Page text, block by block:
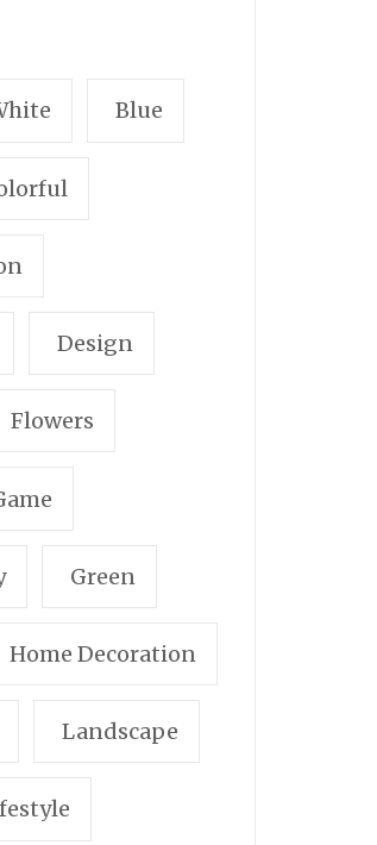
Blue
Design
Flowers
Green
Home Decoration
Landscape